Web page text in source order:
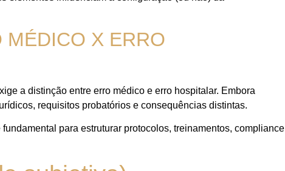
MÉDICO X ERRO
a distinção entre erro médico e erro hospitalar. Embora
requisitos probatórios e consequências distintas.
para estruturar protocolos, treinamentos, compliance